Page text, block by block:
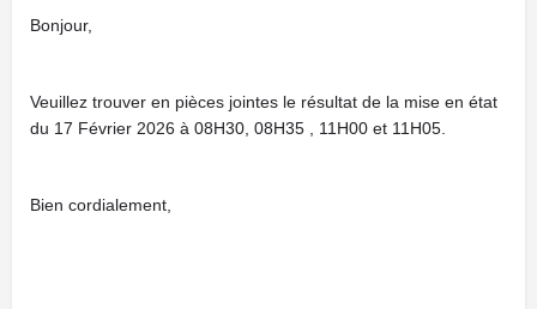
Bonjour,
Veuillez trouver en pièces jointes le résultat de la mise en état
du 17 Février 2026 à 08H30, 08H35 , 11H00 et 11H05.
Bien cordialement,